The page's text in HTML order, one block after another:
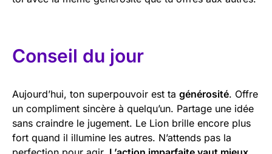
Conseil du jour
Aujourd’hui, ton superpouvoir est ta générosité. Offre
un compliment sincère à quelqu’un. Partage une idée
sans craindre le jugement. Le Lion brille encore plus
fort quand il illumine les autres. N’attends pas la